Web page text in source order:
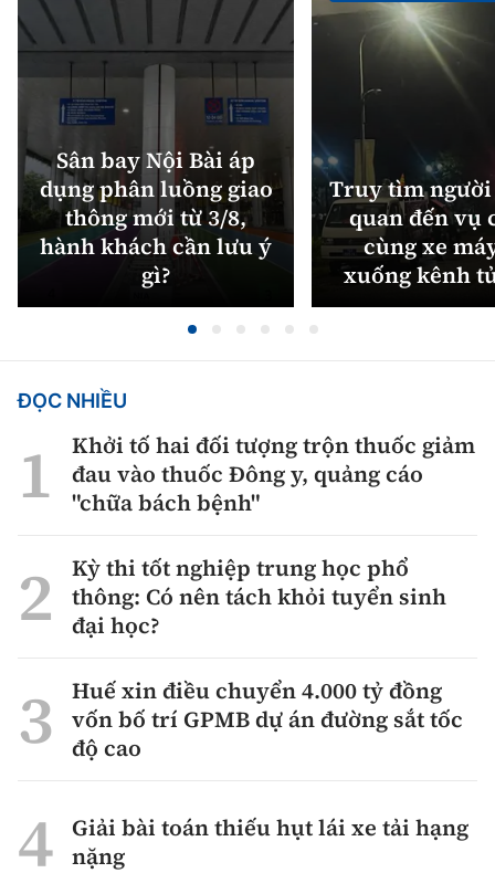
Sân bay Nội Bài áp
dụng phân luồng giao
thông mới từ 3/8,
hành khách cần lưu ý
gì?
Truy tìm
quan đến vụ
cùng xe
xuống kênh
ĐỌC NHIỀU
Khởi tố hai đối tượng trộn thuốc giảm
đau vào thuốc Đông y, quảng cáo
"chữa bách bệnh"
Kỳ thi tốt nghiệp trung học phổ
thông: Có nên tách khỏi tuyển sinh
đại học?
Huế xin điều chuyển 4.000 tỷ đồng
vốn bố trí GPMB dự án đường sắt tốc
độ cao
Giải bài toán thiếu hụt lái xe tải hạng
nặng